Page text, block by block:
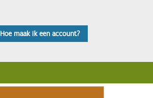
Hoe maak ik een account?